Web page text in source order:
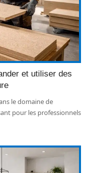
et utiliser des
le domaine de
pour les professionnels